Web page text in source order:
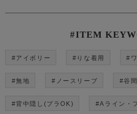
#ITEM
#アイボリー #りな着用 #
#無地 #ノースリーブ #谷
#背中隠し(ブラOK) #Aライン・